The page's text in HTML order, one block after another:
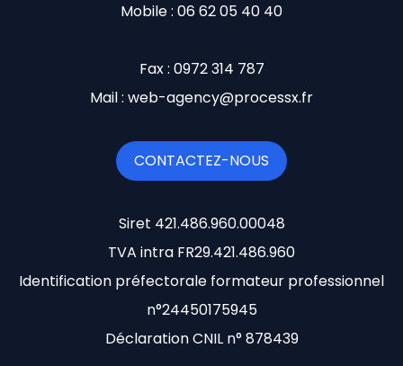
Mobile : 06 62 05 40 40
Fax : 0972 314 787
Mail : web-agency@processx.fr
CONTACTEZ-NOUS
Siret 421.486.960.00048
TVA intra FR29.421.486.960
Identification préfectorale formateur professionnel
n°24450175945
Déclaration CNIL n° 878439